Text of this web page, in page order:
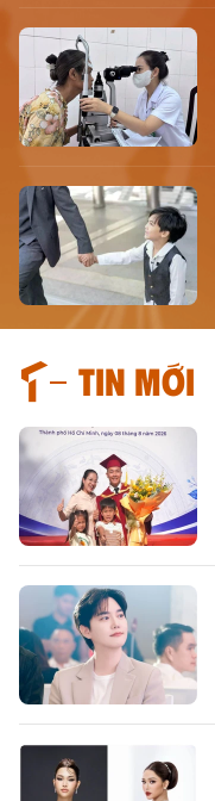
Tin mới